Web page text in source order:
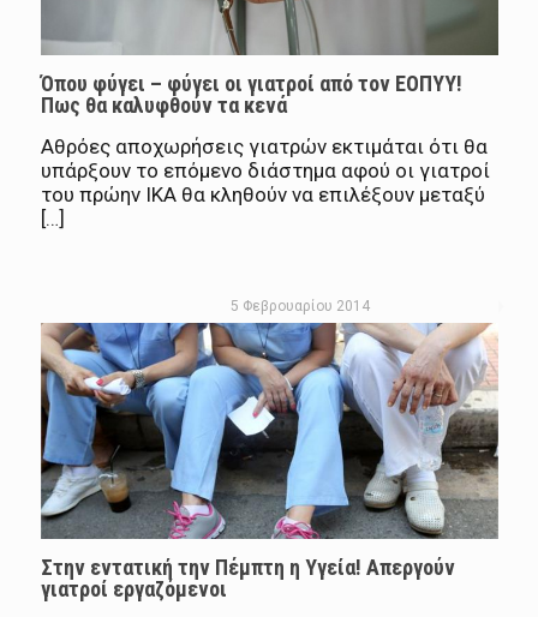
Όπου φύγει – φύγει οι γιατροί από τον ΕΟΠΥΥ!
Πως θα καλυφθούν τα κενά
Αθρόες αποχωρήσεις γιατρών εκτιμάται ότι θα
υπάρξουν το επόμενο διάστημα αφού οι γιατροί
του πρώην ΙΚΑ θα κληθούν να επιλέξουν μεταξύ
[…]
5 Φεβρουαρίου 2014
Στην εντατική την Πέμπτη η Υγεία! Απεργούν
γιατροί εργαζόμενοι